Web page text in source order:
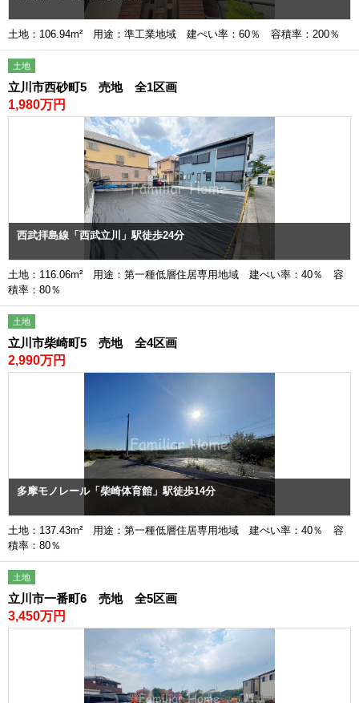
土地：106.94m² 用途：準工業地域 建ぺい率：60％ 容積率：200％
土地
立川市西砂町5 売地 全1区画
1,980万円
西武拝島線「西武立川」駅徒歩24分
土地：116.06m² 用途：第一種低層住居専用地域 建ぺい率：40％ 容
積率：80％
土地
立川市柴崎町5 売地 全4区画
2,990万円
多摩モノレール「柴崎体育館」駅徒歩14分
土地：137.43m² 用途：第一種低層住居専用地域 建ぺい率：40％ 容
積率：80％
土地
立川市一番町6 売地 全5区画
3,450万円